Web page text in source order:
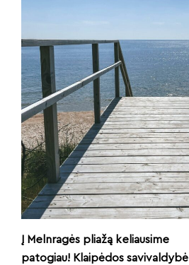
Į Melnragės pliažą keliausime
patogiau! Klaipėdos savivaldybė